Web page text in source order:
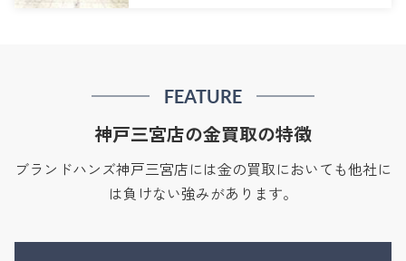
FEATURE
神戸三宮店の金買取の特徴
ブランドハンズ神戸三宮店には金の買取においても他社に
は負けない強みがあります。